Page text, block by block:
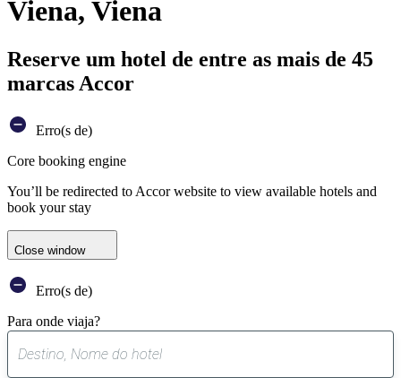
Viena, Viena
Reserve um hotel de entre as mais de 45
marcas Accor
Erro(s de)
Core booking engine
You’ll be redirected to Accor website to view available hotels and
book your stay
Close window
Erro(s de)
Para onde viaja?
sugestão